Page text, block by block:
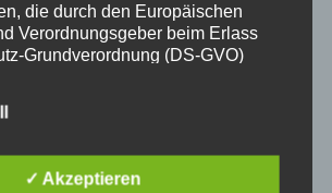
die durch den Europäischen
Verordnungsgeber beim Erlass
Grundverordnung (DS-GVO)
Öffentlichkeit als auch für
und Geschäftspartner einfach
erläutern.
✓ Akzeptieren